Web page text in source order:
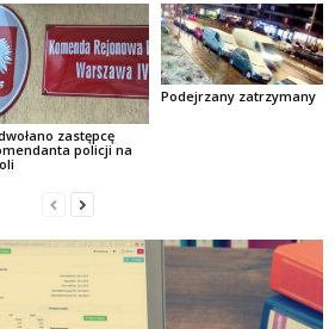
zastępcę
policji na
Podejrzany zatrzymany